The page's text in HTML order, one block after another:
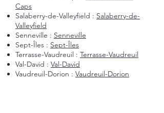
Caps
Salaberry-de-Valleyfield : Salaberry-de-
Valleyfield
Senneville : Senneville
Sept-Îles : Sept-Îles
Terrasse-Vaudreuil : Terrasse-Vaudreuil
Val-David : Val-David
Vaudreuil-Dorion : Vaudreuil-Dorion